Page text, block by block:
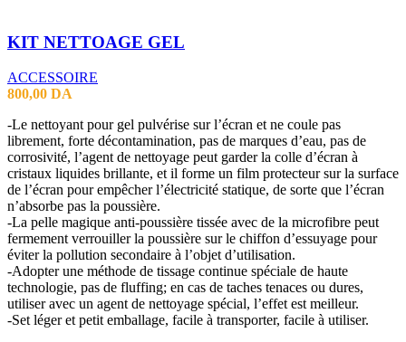
KIT NETTOAGE GEL
ACCESSOIRE
800,00 DA
-Le nettoyant pour gel pulvérise sur l’écran et ne coule pas
librement, forte décontamination, pas de marques d’eau, pas de
corrosivité, l’agent de nettoyage peut garder la colle d’écran à
cristaux liquides brillante, et il forme un film protecteur sur la surface
de l’écran pour empêcher l’électricité statique, de sorte que l’écran
n’absorbe pas la poussière.
-La pelle magique anti-poussière tissée avec de la microfibre peut
fermement verrouiller la poussière sur le chiffon d’essuyage pour
éviter la pollution secondaire à l’objet d’utilisation.
-Adopter une méthode de tissage continue spéciale de haute
technologie, pas de fluffing; en cas de taches tenaces ou dures,
utiliser avec un agent de nettoyage spécial, l’effet est meilleur.
-Set léger et petit emballage, facile à transporter, facile à utiliser.